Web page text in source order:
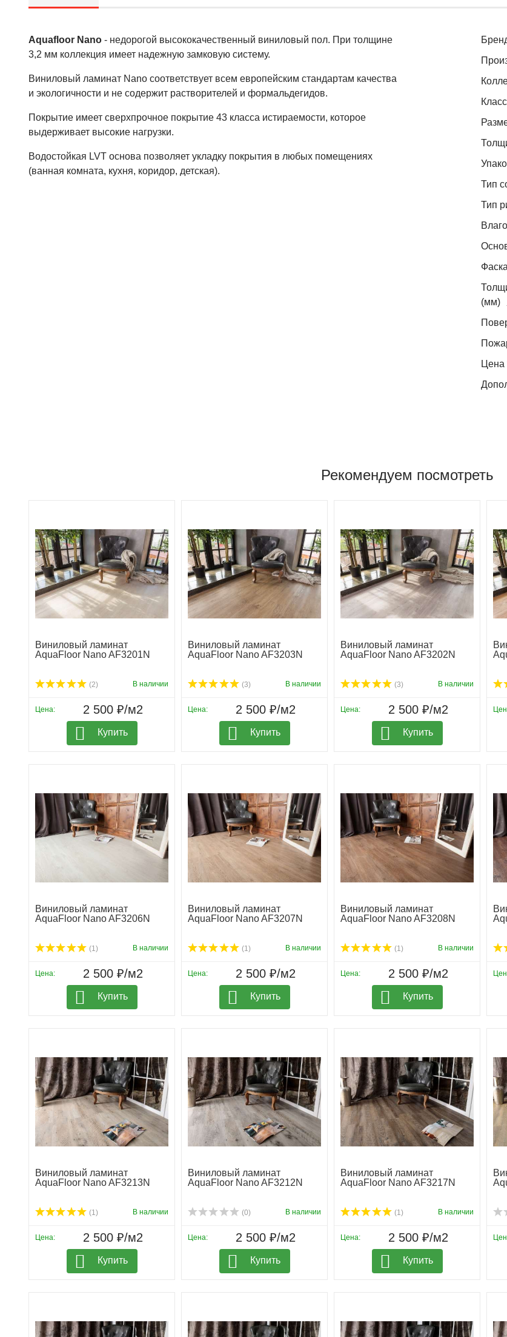
Aquafloor Nano - недорогой высококачественный виниловый пол. При толщине
3,2 мм коллекция имеет надежную замковую систему.
Виниловый ламинат Nano соответствует всем европейским стандартам качества
и экологичности и не содержит растворителей и формальдегидов.
Покрытие имеет сверхпрочное покрытие 43 класса истираемости, которое
выдерживает высокие нагрузки.
Водостойкая LVT основа позволяет укладку покрытия в любых помещениях
(ванная комната, кухня, коридор, детская).
Тип
Тип
Фаска
(мм)
Цена
Рекомендуем посмотреть
Виниловый ламинат
AquaFloor Nano AF3201N
(2) В наличии
Цена: 2 500 ₽/м2
Купить
Виниловый ламинат
AquaFloor Nano AF3203N
(3) В наличии
Цена: 2 500 ₽/м2
Купить
Виниловый ламинат
AquaFloor Nano AF3202N
(3) В наличии
Цена: 2 500 ₽/м2
Купить
Виниловый ламинат
AquaFloor Nano AF3206N
(1) В наличии
Цена: 2 500 ₽/м2
Купить
Виниловый ламинат
AquaFloor Nano AF3207N
(1) В наличии
Цена: 2 500 ₽/м2
Купить
Виниловый ламинат
AquaFloor Nano AF3208N
(1) В наличии
Цена: 2 500 ₽/м2
Купить
Виниловый ламинат
AquaFloor Nano AF3213N
(1) В наличии
Цена: 2 500 ₽/м2
Купить
Виниловый ламинат
AquaFloor Nano AF3212N
(0) В наличии
Цена: 2 500 ₽/м2
Купить
Виниловый ламинат
AquaFloor Nano AF3217N
(1) В наличии
Цена: 2 500 ₽/м2
Купить